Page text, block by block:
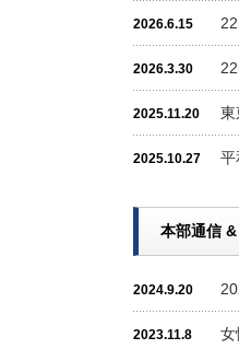
2026.6.15
2026.3.30
2025.11.20 東
2025.10.27 平
本部通信
2024.9.20
2023.11.8 女